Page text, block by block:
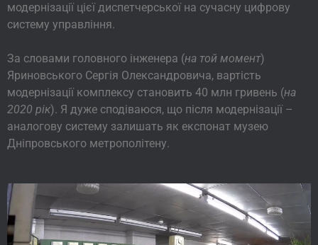
модернізації цієї диспетчерської на сучасну цифрову
систему управління.
За словами головного інженера (на той момент)
Яриновського Сергія Олександровича, вартість
модернізації комплексу становить 40 млн гривень (на
2020 рік). Я дуже сподіваюся, що після модернізації –
аналогову систему залишать як експонат музею
Дніпровського метрополітену.